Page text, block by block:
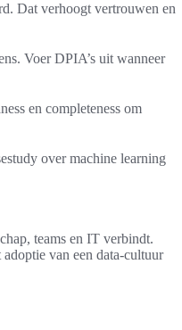
Dat verhoogt vertrouwen en
Voer DPIA’s uit wanneer
en completeness om
over machine learning
teams en IT verbindt.
van een data-cultuur